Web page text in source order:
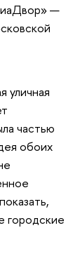
—
уличная
частью
обоих
городские